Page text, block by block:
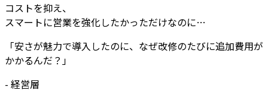
コストを抑え、
スマートに営業を強化したかっただけなのに…
「安さが魅力で導入したのに、なぜ改修のたびに追加費用が
かかるんだ？」
- 経営層